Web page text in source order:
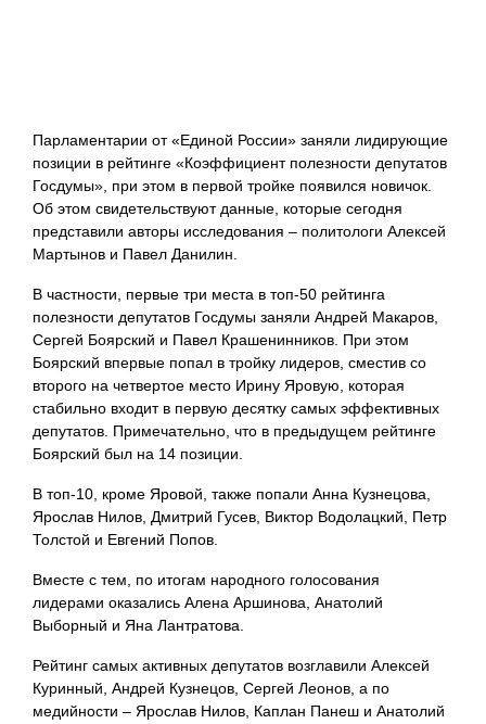
Парламентарии от «Единой России» заняли лидирующие
позиции в рейтинге «Коэффициент полезности депутатов
Госдумы», при этом в первой тройке появился новичок.
Об этом свидетельствуют данные, которые сегодня
представили авторы исследования – политологи Алексей
Мартынов и Павел Данилин.
В частности, первые три места в топ-50 рейтинга
полезности депутатов Госдумы заняли Андрей Макаров,
Сергей Боярский и Павел Крашенинников. При этом
Боярский впервые попал в тройку лидеров, сместив со
второго на четвертое место Ирину Яровую, которая
стабильно входит в первую десятку самых эффективных
депутатов. Примечательно, что в предыдущем рейтинге
Боярский был на 14 позиции.
В топ-10, кроме Яровой, также попали Анна Кузнецова,
Ярослав Нилов, Дмитрий Гусев, Виктор Водолацкий, Петр
Толстой и Евгений Попов.
Вместе с тем, по итогам народного голосования
лидерами оказались Алена Аршинова, Анатолий
Выборный и Яна Лантратова.
Рейтинг самых активных депутатов возглавили Алексей
Куринный, Андрей Кузнецов, Сергей Леонов, а по
медийности – Ярослав Нилов, Каплан Панеш и Анатолий